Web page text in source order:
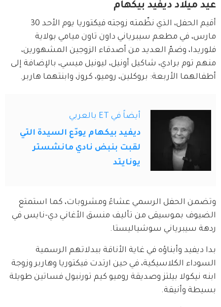
عيد ميلاد ديفيد بيكهام
مارس، في مطعم سيبرياني داون تاون ميامي بولاية
فلوريدا، وضمّ العديد من أصدقاء الزوجين المشهورين،
منهم توم برادي، شاكيل أونيل، ليونيل ميسي، بالإضافة إلى
أطفالهما الأربعة: بروكلين، روميو، كروز، وابنتهما هاربر.
أيضاً في ET بالعربي
ديفيد بيكهام يودّع السيدة التي
لقبت بنبض نادي مانشستر
يونايتد
وتضمن الحفل الرسمي عشاءً ومشروبات، كما استمتع
الضيوف بموسيقى من تأليف منسق الأغاني دي-نايس في
ردهة سيبرياني سوشياليستا.
بدا ديفيد وأبناؤه في غاية الأناقة ببدلاتهم الرسمية
السوداء الكلاسيكية، في حين ارتدت فيكتوريا وهاربر وزوجة
ابنه نيكولا بيلتز وصديقة روميو كيم تورنبول فساتين طويلة
بسيطة وأنيقة.